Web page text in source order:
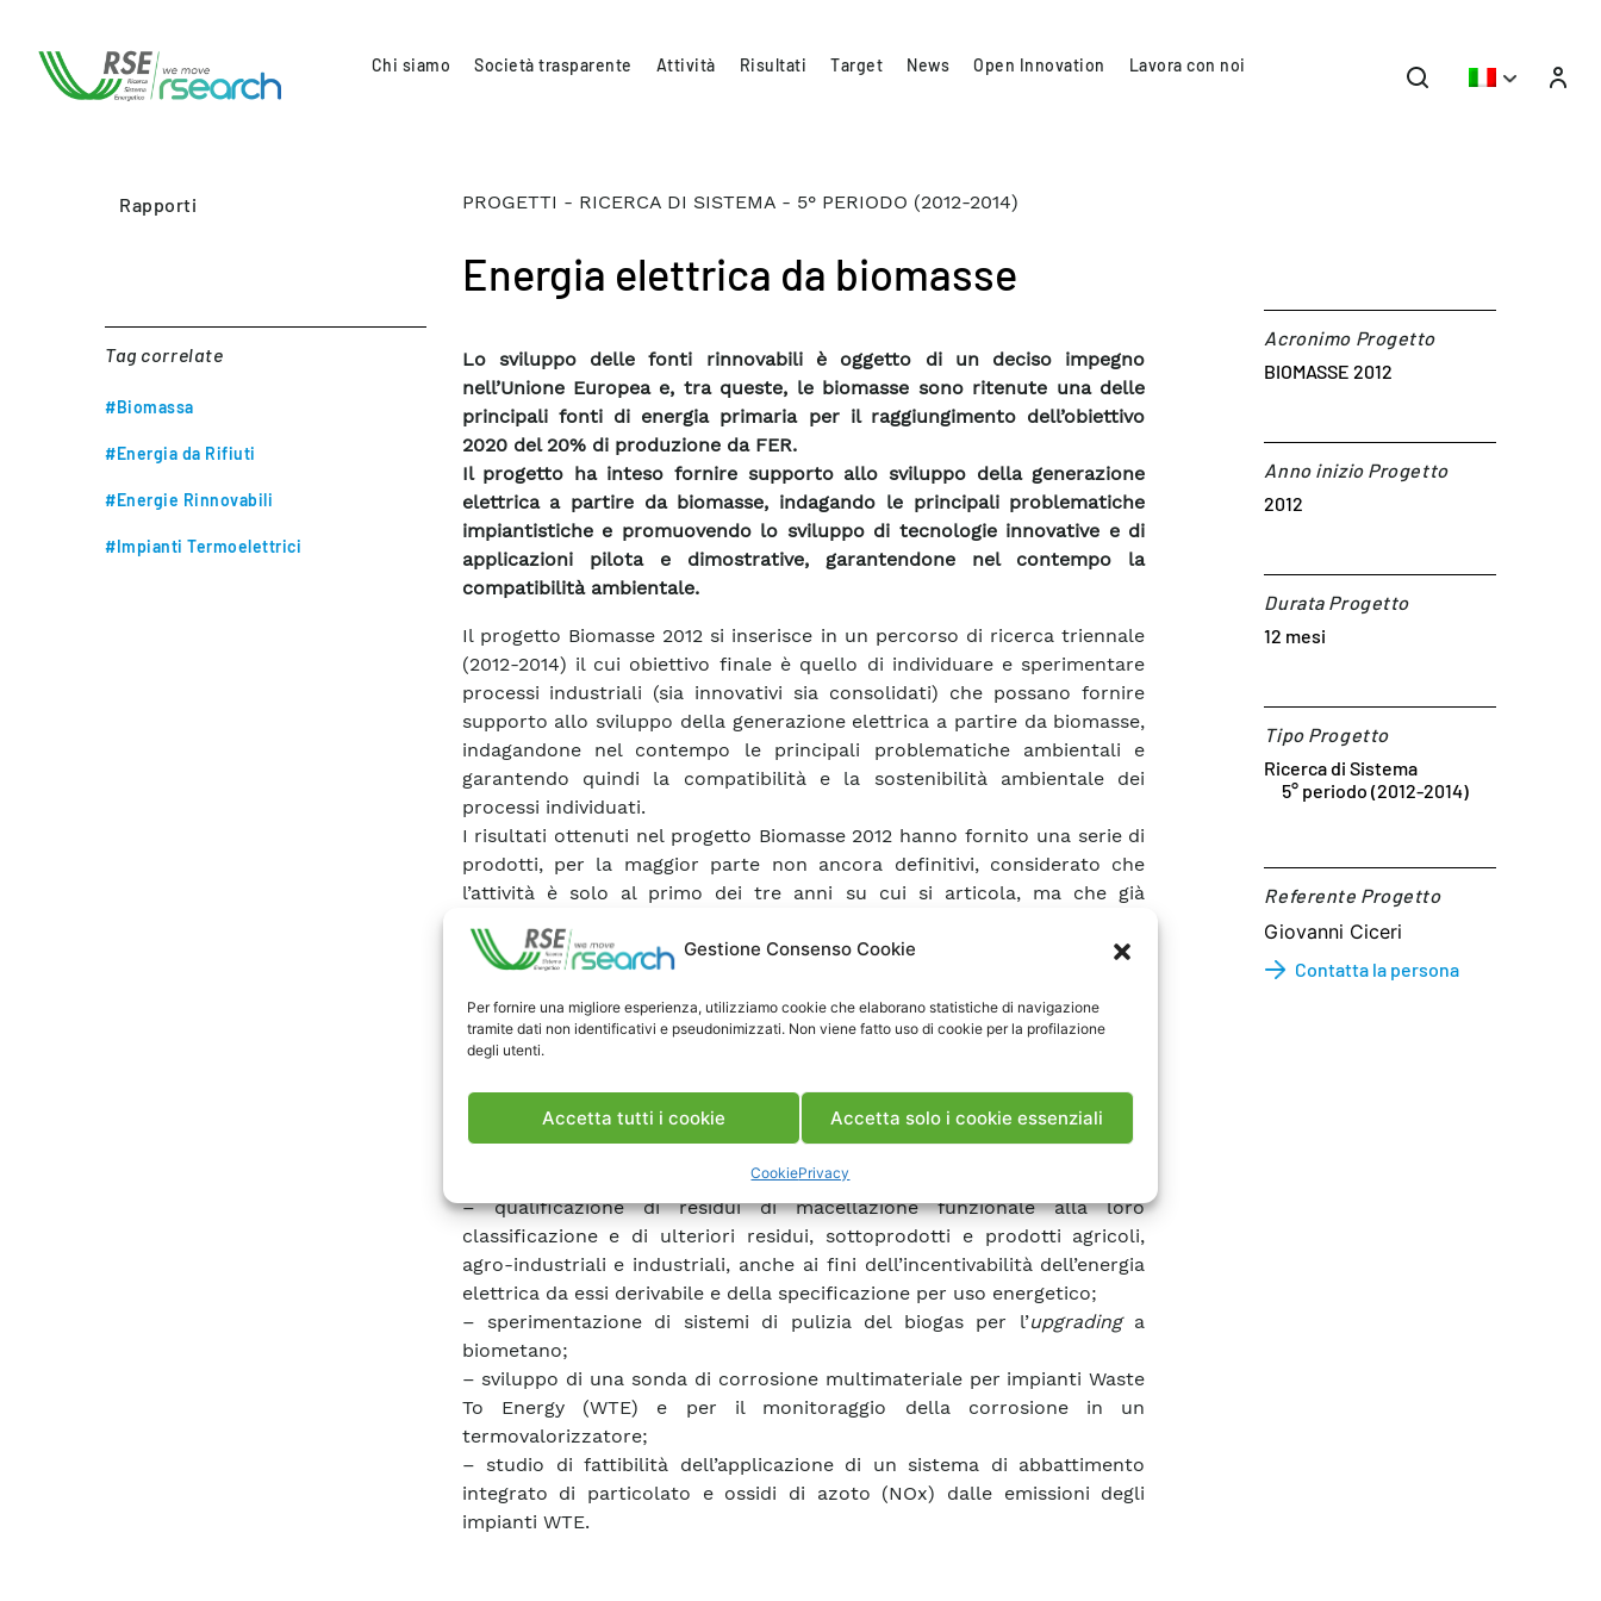
Gestione Consenso Cookie
Per fornire una migliore esperienza, utilizziamo cookie che elaborano statistiche di navigazione
tramite dati non identificativi e pseudonimizzati. Non viene fatto uso di cookie per la profilazione
degli utenti.
Accetta tutti i cookie Accetta solo i cookie essenziali
CookiePrivacy
Chi siamo Società trasparente Attività Risultati Target News Open Innovation Lavora con noi
Rapporti
Tag correlate
#Biomassa
#Energia da Rifiuti
#Energie Rinnovabili
#Impianti Termoelettrici
PROGETTI - RICERCA DI SISTEMA - 5° PERIODO (2012-2014)
Energia elettrica da biomasse
Lo sviluppo delle fonti rinnovabili è oggetto di un deciso impegno
nell’Unione Europea e, tra queste, le biomasse sono ritenute una delle
principali fonti di energia primaria per il raggiungimento dell’obiettivo
2020 del 20% di produzione da FER.
Il progetto ha inteso fornire supporto allo sviluppo della generazione
elettrica a partire da biomasse, indagando le principali problematiche
impiantistiche e promuovendo lo sviluppo di tecnologie innovative e di
applicazioni pilota e dimostrative, garantendone nel contempo la
compatibilità ambientale.
Il progetto Biomasse 2012 si inserisce in un percorso di ricerca triennale
(2012-2014) il cui obiettivo finale è quello di individuare e sperimentare
processi industriali (sia innovativi sia consolidati) che possano fornire
supporto allo sviluppo della generazione elettrica a partire da biomasse,
indagandone nel contempo le principali problematiche ambientali e
garantendo quindi la compatibilità e la sostenibilità ambientale dei
processi individuati.
I risultati ottenuti nel progetto Biomasse 2012 hanno fornito una serie di
prodotti, per la maggior parte non ancora definitivi, considerato che
l’attività è solo al primo dei tre anni su cui si articola, ma che già
I principali prodotti ed indicazioni ottenuti dal progetto Biomasse 2012
possono essere così sintetizzati:
– serie di metodologie Life Cycle Assessment (LCA) per la filiera delle
biomasse ad uso energetico, con l’inclusione di tipologie diverse di
biomasse e di trattamenti funzionali al loro utilizzo energetico;
– applicazione su impianti del codice OBAMA per la valutazione della
frazione rinnovabile di energia prodotta;
– tecnologie di miglioramento della qualità di residui agro-alimentari
destinati a produzione di energia mediante torrefazione;
– qualificazione di residui di macellazione funzionale alla loro
classificazione e di ulteriori residui, sottoprodotti e prodotti agricoli,
agro-industriali e industriali, anche ai fini dell’incentivabilità dell’energia
elettrica da essi derivabile e della specificazione per uso energetico;
– sperimentazione di sistemi di pulizia del biogas per l’upgrading a
biometano;
– sviluppo di una sonda di corrosione multimateriale per impianti Waste
To Energy (WTE) e per il monitoraggio della corrosione in un
termovalorizzatore;
– studio di fattibilità dell’applicazione di un sistema di abbattimento
integrato di particolato e ossidi di azoto (NOx) dalle emissioni degli
impianti WTE.
Acronimo Progetto
BIOMASSE 2012
Anno inizio Progetto
2012
Durata Progetto
12 mesi
Tipo Progetto
Ricerca di Sistema
5° periodo (2012-2014)
Referente Progetto​
Giovanni Ciceri
Contatta la persona